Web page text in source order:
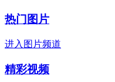
热门图片
进入图片频道
精彩视频